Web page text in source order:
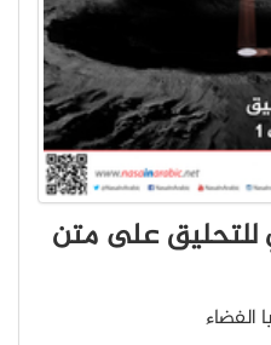
للتحليق على متن
الفضاء